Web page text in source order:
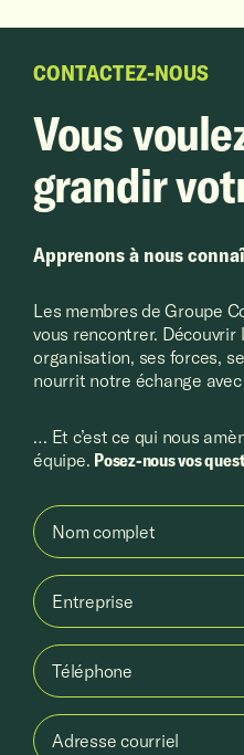
CONTACTEZ-NOUS
Vous
grandir
Apprenons à nous
Les membres de Groupe
vous rencontrer. Découvrir
organisation, ses forces,
nourrit notre échange
… Et c’est ce qui nous
équipe. Posez-nous vos
Nom complet
Entreprise
Téléphone
Adresse courriel